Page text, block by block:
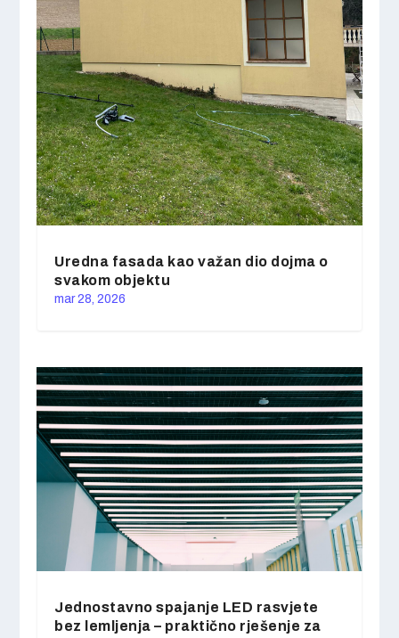
Uredna fasada kao važan dio dojma o
svakom objektu
mar 28, 2026
Jednostavno spajanje LED rasvjete
bez lemljenja – praktično rješenje za